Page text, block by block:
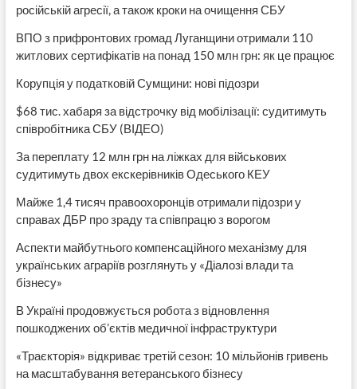
російській агресії, а також кроки на очищення СБУ
ВПО з прифронтових громад Луганщини отримали 110
житлових сертифікатів на понад 150 млн грн: як це працює
Корупція у податковій Сумщини: нові підозри
$68 тис. хабаря за відстрочку від мобілізації: судитимуть
співробітника СБУ (ВІДЕО)
За переплату 12 млн грн на ліжках для військових
судитимуть двох екскерівників Одеського КЕУ
Майже 1,4 тисяч правоохоронців отримали підозри у
справах ДБР про зраду та співпрацю з ворогом
Аспекти майбутнього компенсаційного механізму для
українських аграріїв розглянуть у «Діалозі влади та
бізнесу»
В Україні продовжується робота з відновлення
пошкоджених об’єктів медичної інфраструктури
«Траєкторія» відкриває третій сезон: 10 мільйонів гривень
на масштабування ветеранського бізнесу